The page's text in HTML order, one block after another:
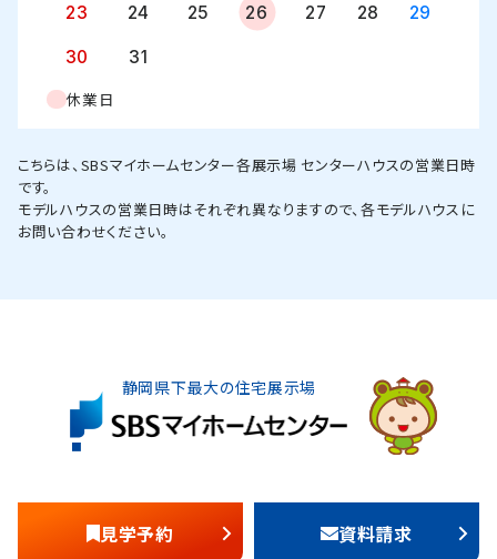
23 24 25 26 27 28 29
30 31
休業日
こちらは、SBSマイホームセンター各展示場 センターハウスの営業日時
です。
モデルハウスの営業日時はそれぞれ異なりますので、各モデルハウスに
お問い合わせください。
静岡県下最大の住宅展示場
見学予約 資料請求